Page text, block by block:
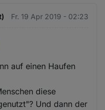
Fr. 19 Apr 2019 - 02:23
auf einen Haufen
diese
Und dann der